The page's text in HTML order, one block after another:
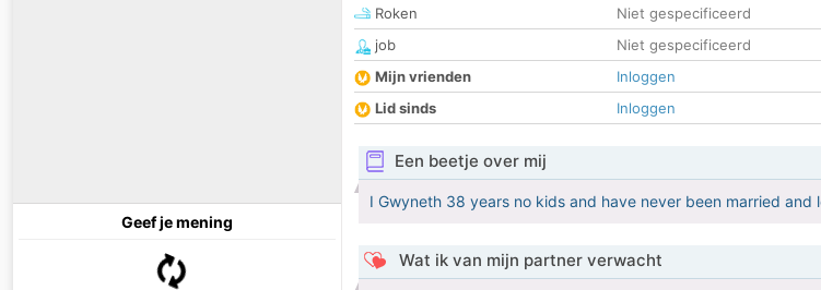
Geef je mening
Roken
Niet gespecificeerd
job
Niet gespecificeerd
Mijn vrienden
Inloggen
Lid sinds
Inloggen
Een beetje over mij
I Gwyneth 38 years no kids and have never been married and
Wat ik van mijn partner verwacht